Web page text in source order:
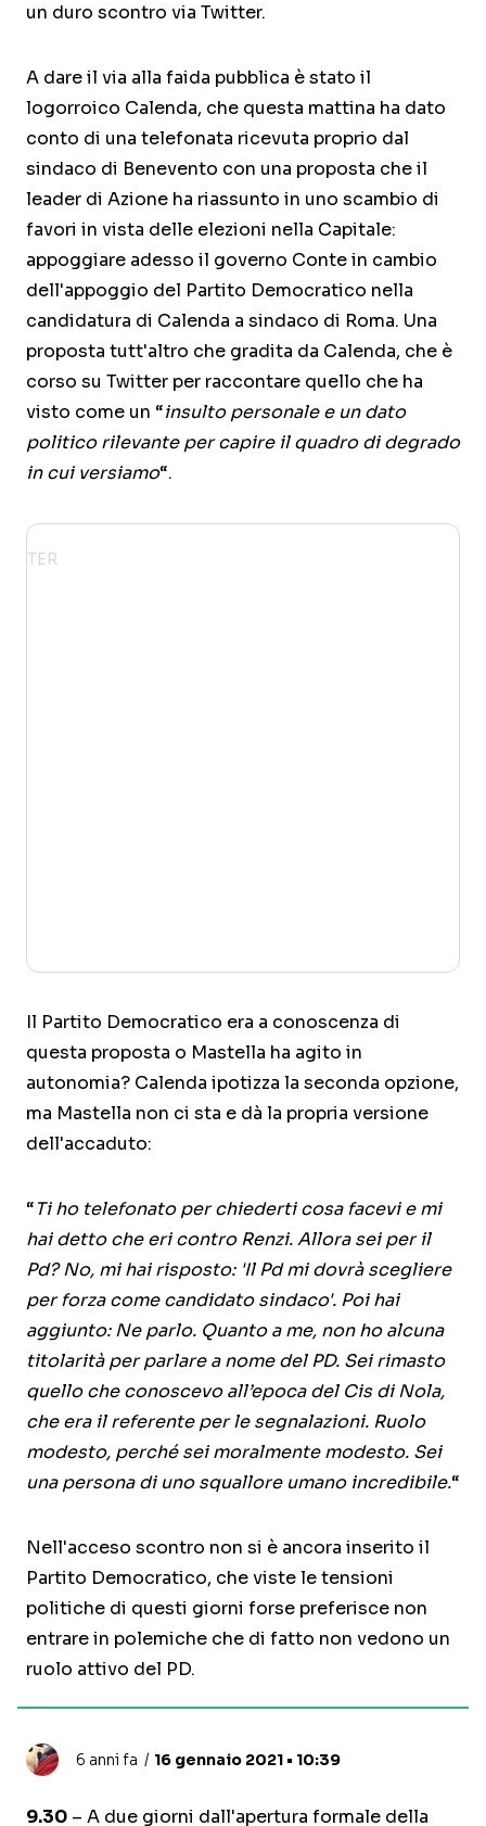
un duro scontro via Twitter.
A dare il via alla faida pubblica è stato il
logorroico Calenda, che questa mattina ha dato
conto di una telefonata ricevuta proprio dal
sindaco di Benevento con una proposta che il
leader di Azione ha riassunto in uno scambio di
favori in vista delle elezioni nella Capitale:
appoggiare adesso il governo Conte in cambio
dell'appoggio del Partito Democratico nella
candidatura di Calenda a sindaco di Roma. Una
proposta tutt'altro che gradita da Calenda, che è
corso su Twitter per raccontare quello che ha
visto come un “insulto personale e un dato
politico rilevante per capire il quadro di degrado
in cui versiamo“.
Il Partito Democratico era a conoscenza di
questa proposta o Mastella ha agito in
autonomia? Calenda ipotizza la seconda opzione,
ma Mastella non ci sta e dà la propria versione
dell'accaduto:
“Ti ho telefonato per chiederti cosa facevi e mi
hai detto che eri contro Renzi. Allora sei per il
Pd? No, mi hai risposto: 'Il Pd mi dovrà scegliere
per forza come candidato sindaco'. Poi hai
aggiunto: Ne parlo. Quanto a me, non ho alcuna
titolarità per parlare a nome del PD. Sei rimasto
quello che conoscevo all’epoca del Cis di Nola,
che era il referente per le segnalazioni. Ruolo
modesto, perché sei moralmente modesto. Sei
una persona di uno squallore umano incredibile.“
Nell'acceso scontro non si è ancora inserito il
Partito Democratico, che viste le tensioni
politiche di questi giorni forse preferisce non
entrare in polemiche che di fatto non vedono un
ruolo attivo del PD.
6 anni fa 16 gennaio 2021 • 10:39
9.30 – A due giorni dall'apertura formale della